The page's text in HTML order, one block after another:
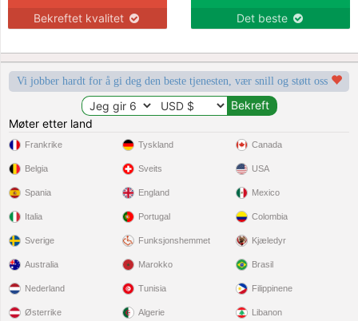
Bekreftet kvalitet Det beste
Vi jobber hardt for å gi deg den beste tjenesten, vær snill og støtt oss
Møter etter land
Frankrike
Belgia
Spania
Italia
Sverige
Tyskland
Sveits
England
Portugal
Funksjonshemmet
Canada
USA
Mexico
Colombia
Kjæledyr
Australia
Nederland
Østerrike
Marokko
Tunisia
Algerie
Brasil
Filippinene
Libanon